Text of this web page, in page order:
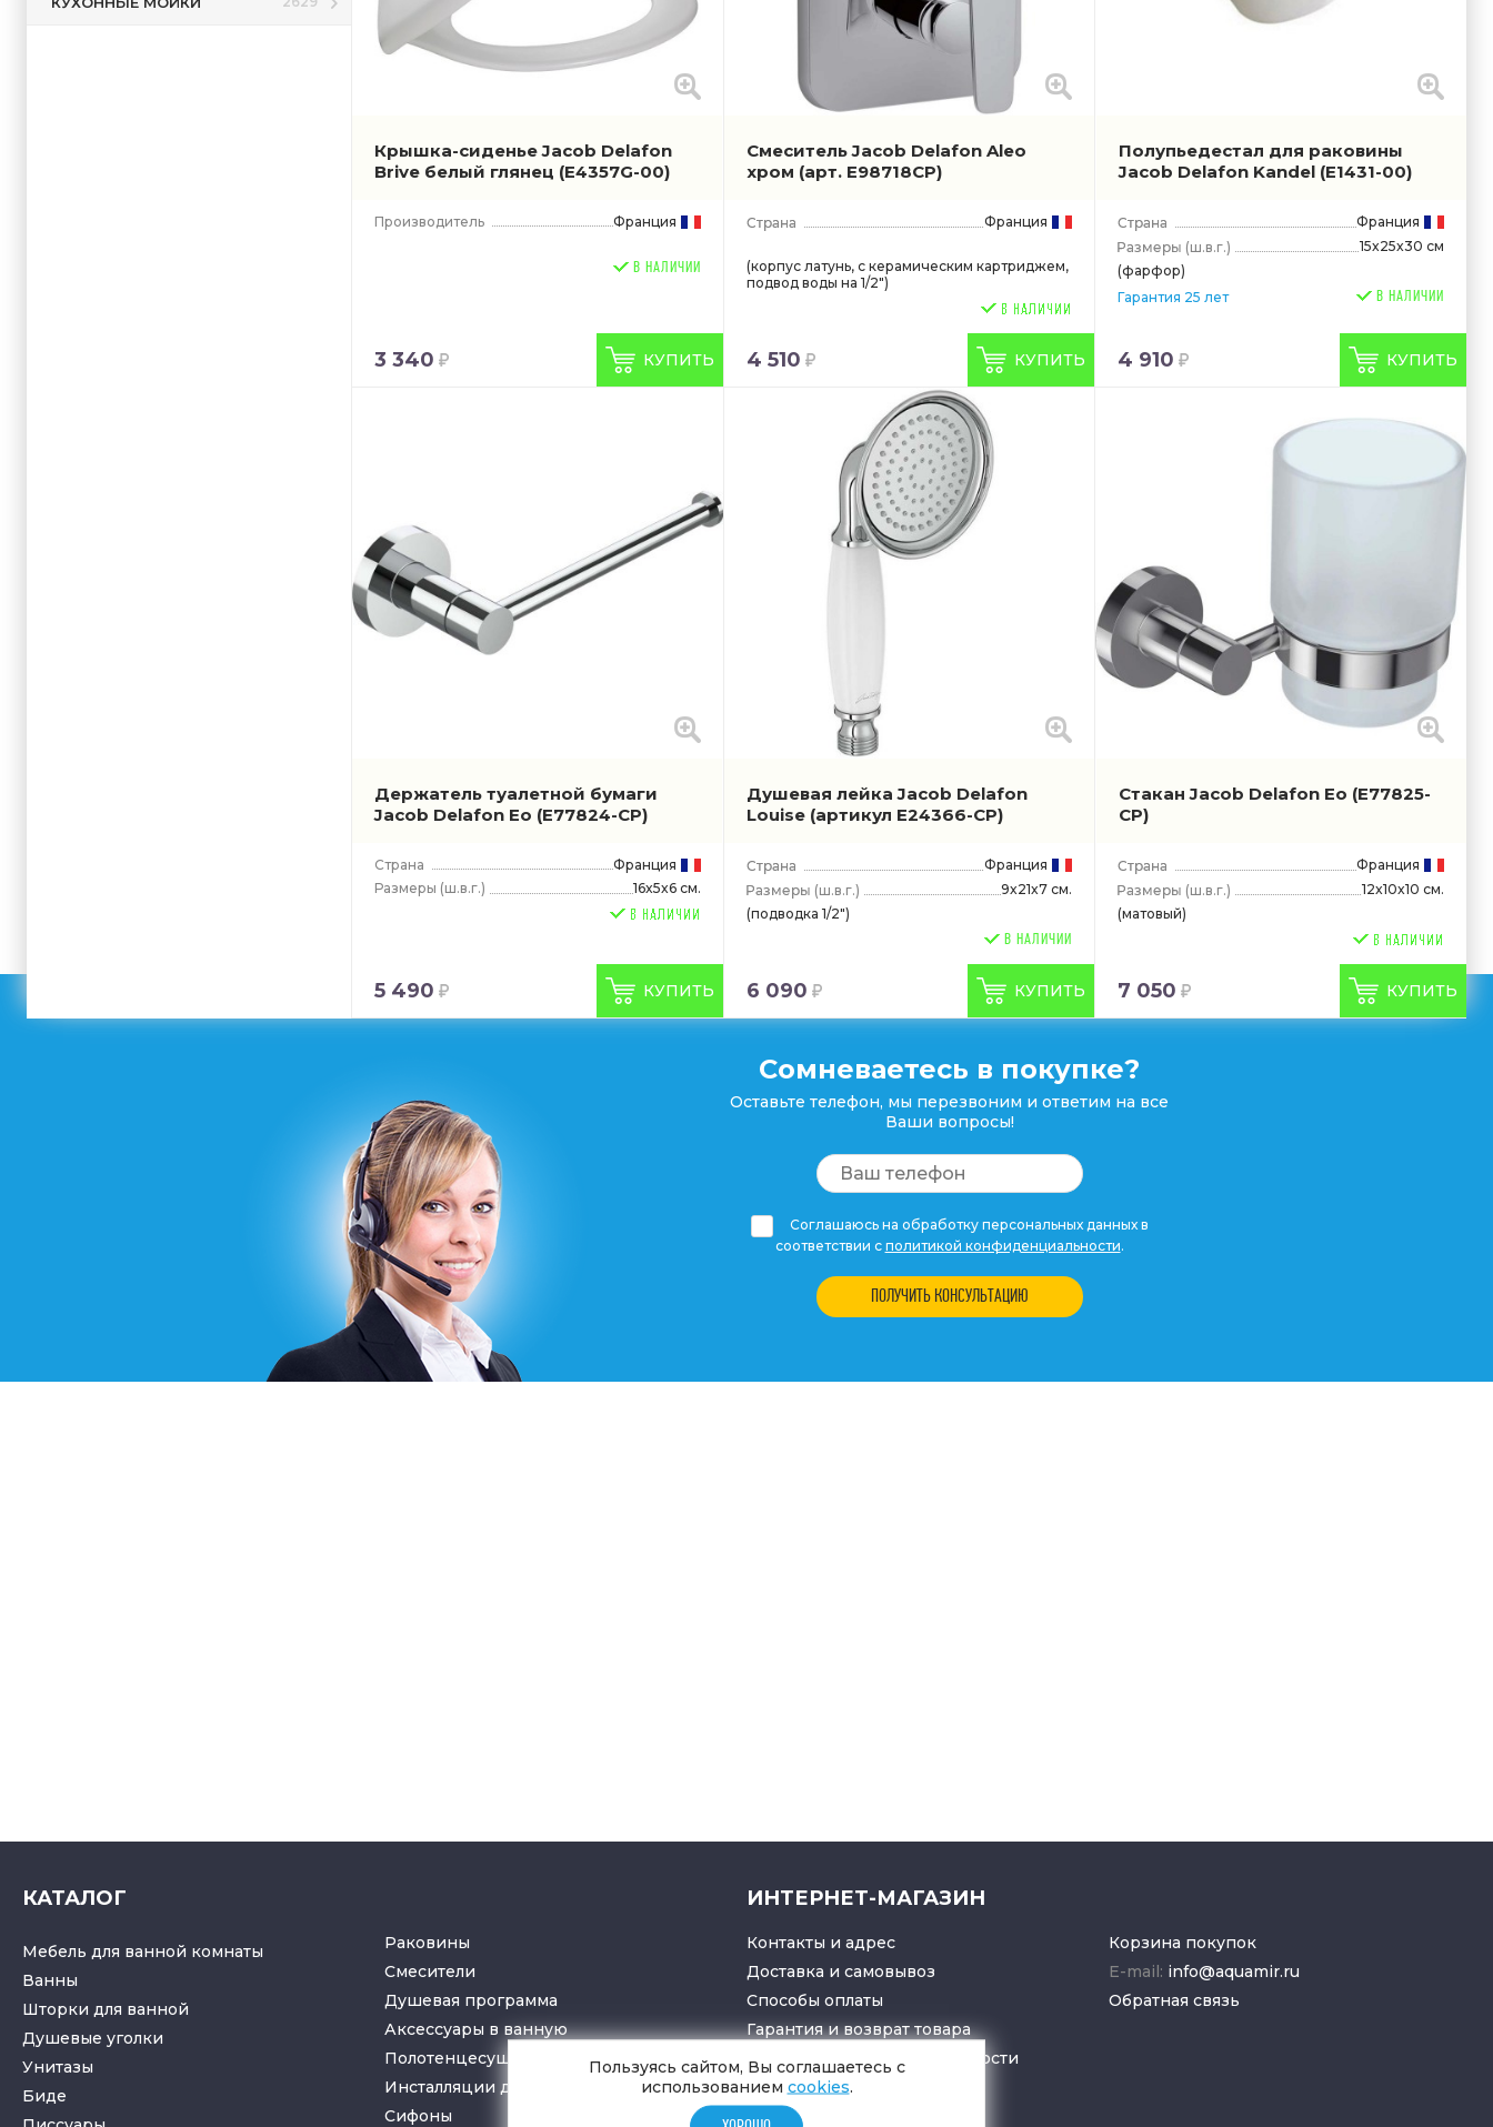
Крышка-сиденье Jacob Delafon
Brive белый глянец (E4357G-00)
Производитель Франция
В НАЛИЧИИ
3 340 КУПИТЬ
Смеситель Jacob Delafon Aleo
хром (арт. E98718CP)
Франция
(корпус латунь, с керамическим картриджем,
подвод воды на 1/2")
4 510 КУПИТЬ
Полупьедестал для раковины
Jacob Delafon Kandel (E1431-00)
Франция
(ш.в.г.)
15x25x30 см
(фарфор)
Гарантия 25 лет
В НАЛИЧИИ
4 910 КУПИТЬ
Держатель туалетной бумаги
Jacob Delafon Eo (E77824-CP)
Страна
Франция
Размеры (ш.в.г.) 16x5x6 см.
5 490 КУПИТЬ
Душевая лейка Jacob Delafon
Louise (артикул E24366-CP)
Франция
(ш.в.г.)
9x21x7 см.
(подводка 1/2")
В НАЛИЧИИ
6 090 КУПИТЬ
Стакан Jacob Delafon Eo (E77825-
CP)
Франция
(ш.в.г.)
12x10x10 см.
(матовый)
7 050 КУПИТЬ
Сомневаетесь в покупке?
Оставьте телефон, мы перезвоним и ответим на все
Ваши вопросы!
Соглашаюсь на обработку персональных данных в
соответствии с политикой конфиденциальности.
ПОЛУЧИТЬ КОНСУЛЬТАЦИЮ
КАТАЛОГ
Мебель для ванной комнаты
Ванны
Шторки для ванной
Душевые уголки
Унитазы
Биде
Раковины
Смесители
Душевая программа
Аксессуары в ванную
Полотенцесушители
Инсталляции для санузлов
Cифоны
ИНТЕРНЕТ-МАГАЗИН
Контакты и адрес
Доставка и самовывоз
Способы оплаты
Гарантия и возврат товара
Политика конфиденциальности
Корзина покупок
E-mail: info@aquamir.ru
Обратная связь
Пользуясь сайтом, Вы соглашаетесь с
использованием cookies.